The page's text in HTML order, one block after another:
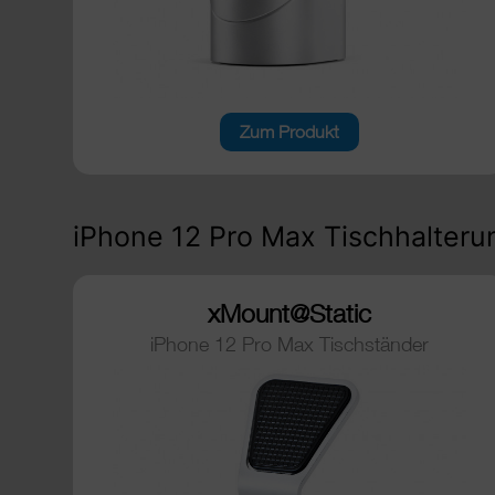
Zum Produkt
iPhone 12 Pro Max
xMount@Static
iPhone 12 Pro Max Tischständer